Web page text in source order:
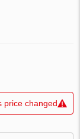
price changed